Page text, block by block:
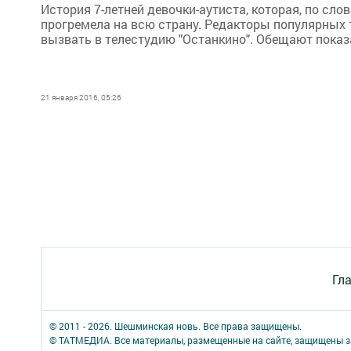
История 7-летней девочки-аутиста, которая, по
прогремела на всю страну. Редакторы
вызвать в телестудию "Останкино". Обещают
21 января 2016, 05:26
© 2011 - 2026. Шешминская новь. Все права защищены.
© ТАТМЕДИА. Все материалы, размещенные на сайте, защищены